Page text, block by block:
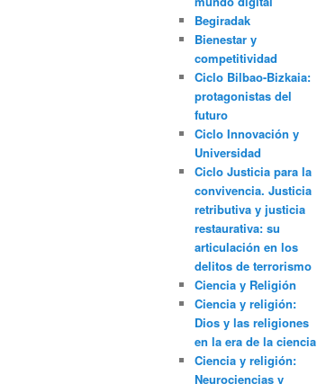
Begiradak
Bienestar y
competitividad
Ciclo Bilbao-Bizkaia:
protagonistas del
futuro
Ciclo Innovación y
Universidad
Ciclo Justicia para la
convivencia. Justicia
retributiva y justicia
restaurativa: su
articulación en los
delitos de terrorismo
Ciencia y Religión
Ciencia y religión:
Dios y las religiones
en la era de la ciencia
Ciencia y religión:
Neurociencias y